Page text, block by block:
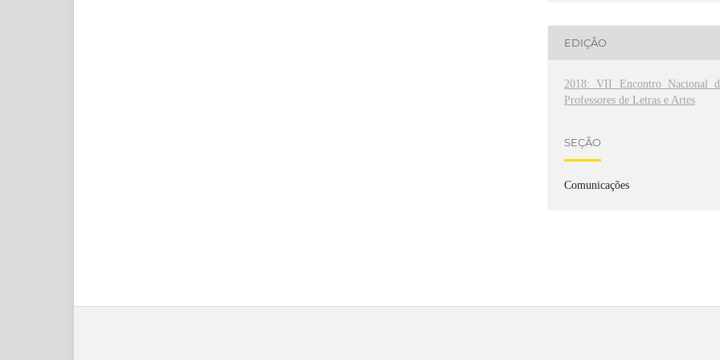
EDIÇÃO
2018: VII Encontro Nacional
Professores de Letras e Artes
SEÇÃO
Comunicações